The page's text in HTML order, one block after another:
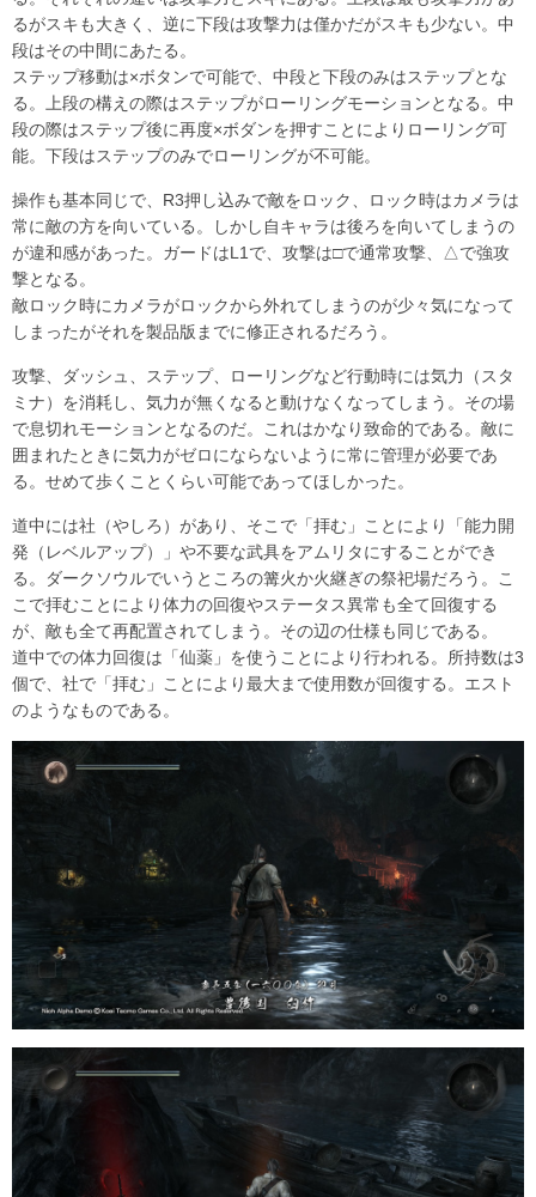
るがスキも大きく、逆に下段は攻撃力は僅かだがスキも少ない。中
段はその中間にあたる。
ステップ移動は×ボタンで可能で、中段と下段のみはステップとな
る。上段の構えの際はステップがローリングモーションとなる。中
段の際はステップ後に再度×ボダンを押すことによりローリング可
能。下段はステップのみでローリングが不可能。
操作も基本同じで、R3押し込みで敵をロック、ロック時はカメラは
常に敵の方を向いている。しかし自キャラは後ろを向いてしまうの
が違和感があった。ガードはL1で、攻撃は□で通常攻撃、△で強攻
撃となる。
敵ロック時にカメラがロックから外れてしまうのが少々気になって
しまったがそれを製品版までに修正されるだろう。
攻撃、ダッシュ、ステップ、ローリングなど行動時には気力（スタ
ミナ）を消耗し、気力が無くなると動けなくなってしまう。その場
で息切れモーションとなるのだ。これはかなり致命的である。敵に
囲まれたときに気力がゼロにならないように常に管理が必要であ
る。せめて歩くことくらい可能であってほしかった。
道中には社（やしろ）があり、そこで「拝む」ことにより「能力開
発（レベルアップ）」や不要な武具をアムリタにすることができ
る。ダークソウルでいうところの篝火か火継ぎの祭祀場だろう。こ
こで拝むことにより体力の回復やステータス異常も全て回復する
が、敵も全て再配置されてしまう。その辺の仕様も同じである。
道中での体力回復は「仙薬」を使うことにより行われる。所持数は3
個で、社で「拝む」ことにより最大まで使用数が回復する。エスト
のようなものである。